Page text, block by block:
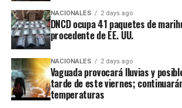
NACIONALES 2 days ago
DNCD ocupa 41 paquetes de
procedente de EE. UU.
NACIONALES 2 days ago
Vaguada provocará lluvias y
tarde de este viernes;
temperaturas